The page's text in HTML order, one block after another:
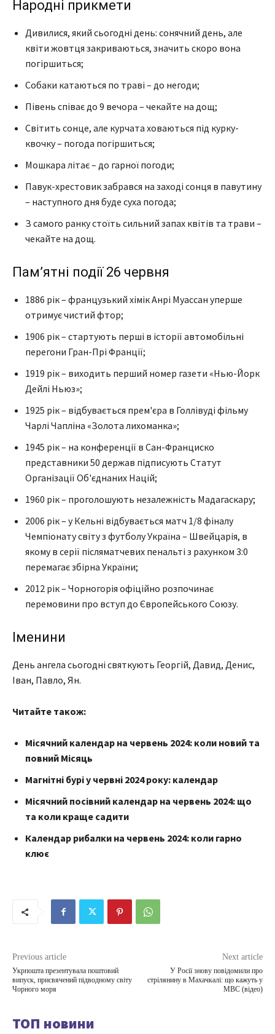
Народні прикмети
Дивилися, який сьогодні день: сонячний день, але
квіти жовтця закриваються, значить скоро вона
погіршиться;
Собаки катаються по траві – до негоди;
Півень співає до 9 вечора – чекайте на дощ;
Світить сонце, але курчата ховаються під курку-
квочку – погода погіршиться;
Мошкара літає – до гарної погоди;
Павук-хрестовик забрався на заході сонця в павутину
– наступного дня буде суха погода;
З самого ранку стоїть сильний запах квітів та трави –
чекайте на дощ.
Пам’ятні події 26 червня
1886 рік – французький хімік Анрі Муассан уперше
отримує чистий фтор;
1906 рік – стартують перші в історії автомобільні
перегони Гран-Прі Франції;
1919 рік – виходить перший номер газети «Нью-Йорк
Дейлі Ньюз»;
1925 рік – відбувається прем'єра в Голлівуді фільму
Чарлі Чапліна «Золота лихоманка»;
1945 рік – на конференції в Сан-Франциско
представники 50 держав підписують Статут
Організації Об'єднаних Націй;
1960 рік – проголошують незалежність Мадагаскару;
2006 рік – у Кельні відбувається матч 1/8 фіналу
Чемпіонату світу з футболу Україна – Швейцарія, в
якому в серії післяматчевих пенальті з рахунком 3:0
перемагає збірна України;
2012 рік – Чорногорія офіційно розпочинає
перемовини про вступ до Європейського Союзу.
Іменини
День ангела сьогодні святкують Георгій, Давид, Денис,
Іван, Павло, Ян.
Читайте також:
Місячний календар на червень 2024: коли новий та
повний Місяць
Магнітні бурі у червні 2024 року: календар
Місячний посівний календар на червень 2024: що
та коли краще садити
Календар рибалки на червень 2024: коли гарно
клює
Previous article
Укрпошта презентувала поштовий
випуск, присвячений підводному світу
Чорного моря
Next article
У Росії знову повідомили про
стрілянину в Махачкалі: що кажуть у
МВС (відео)
ТОП новини